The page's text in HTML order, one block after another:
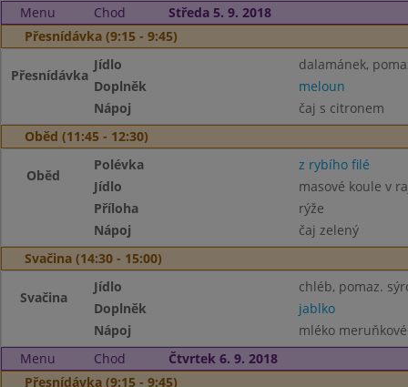
Menu
Chod
Středa 5. 9. 2018
Přesnídávka (9:15 - 9:45)
Přesnídávka
Jídlo
dalamánek,
Doplněk
meloun
Nápoj
čaj s citronem
Oběd (11:45 - 12:30)
Oběd
Polévka
z rybího filé
Jídlo
masové koule v
Příloha
rýže
Nápoj
čaj zelený
Svačina (14:30 - 15:00)
Svačina
Jídlo
chléb, pomaz.
Doplněk
jablko
Nápoj
mléko meruňkové
Menu
Chod
Čtvrtek 6. 9. 2018
Přesnídávka (9:15 - 9:45)